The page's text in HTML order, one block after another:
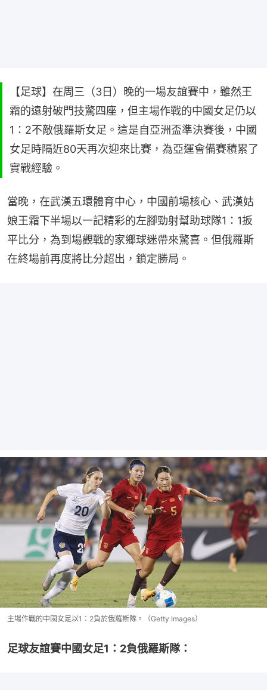
【足球】在周三（3日）晚的一場友誼賽中，雖然王
霜的遠射破門技驚四座，但主場作戰的中國女足仍以
1：2不敵俄羅斯女足。這是自亞洲盃準決賽後，中國
女足時隔近80天再次迎來比賽，為亞運會備賽積累了
實戰經驗。
當晚，在武漢五環體育中心，中國前場核心、武漢姑
娘王霜下半場以一記精彩的左腳勁射幫助球隊1：1扳
平比分，為到場觀戰的家鄉球迷帶來驚喜。但俄羅斯
在終場前再度將比分超出，鎖定勝局。
主場作戰的中國女足以1：2負於俄羅斯隊。（Getty Images）
足球友誼賽中國女足1：2負俄羅斯隊：